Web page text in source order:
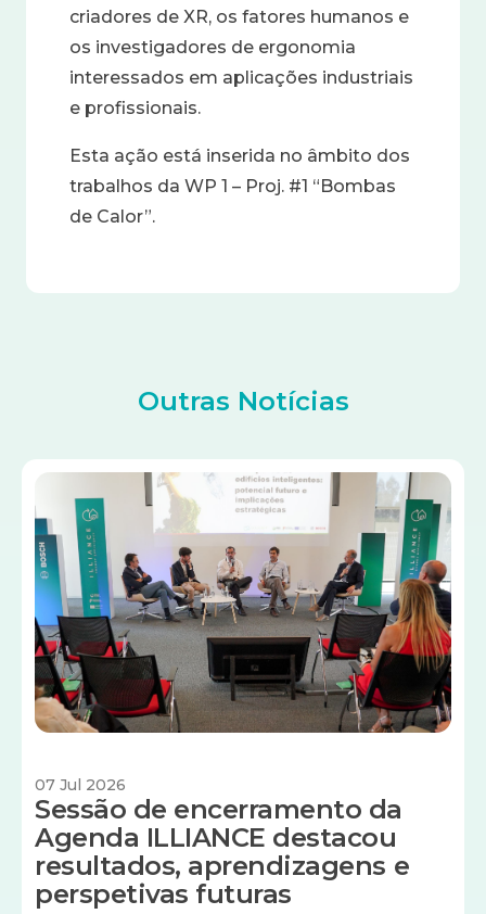
criadores de XR, os fatores humanos e
os investigadores de ergonomia
interessados em aplicações industriais
e profissionais.
Esta ação está inserida no âmbito dos
trabalhos da WP 1 – Proj. #1 “Bombas
de Calor”.
Outras Notícias
07 Jul 2026
Sessão de encerramento da
Agenda ILLIANCE destacou
resultados, aprendizagens e
perspetivas futuras